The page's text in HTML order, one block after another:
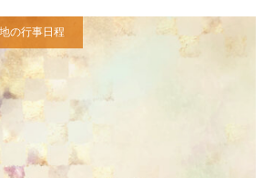
の行事日程